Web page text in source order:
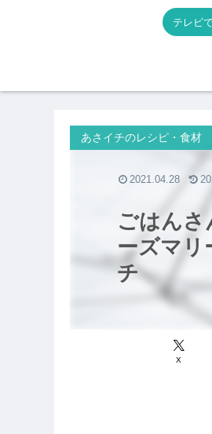
テレビ
ごはんさ
ーズマリ
チ
あさイチのレシピ・食材
X
2021.04.28